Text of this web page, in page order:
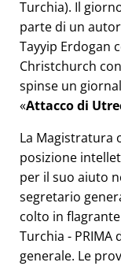
Turchia). Il
parte di un
Tayyip Erdogan
Christchurch
spinse un
Attacco di
La Magistratura
posizione
per il suo aiuto
segretario
colto in
Turchia -
generale. Le